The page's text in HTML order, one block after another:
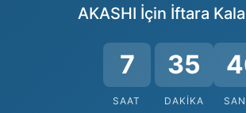
AKASHI İçin İftara
7
SAAT
35
DAKIKA